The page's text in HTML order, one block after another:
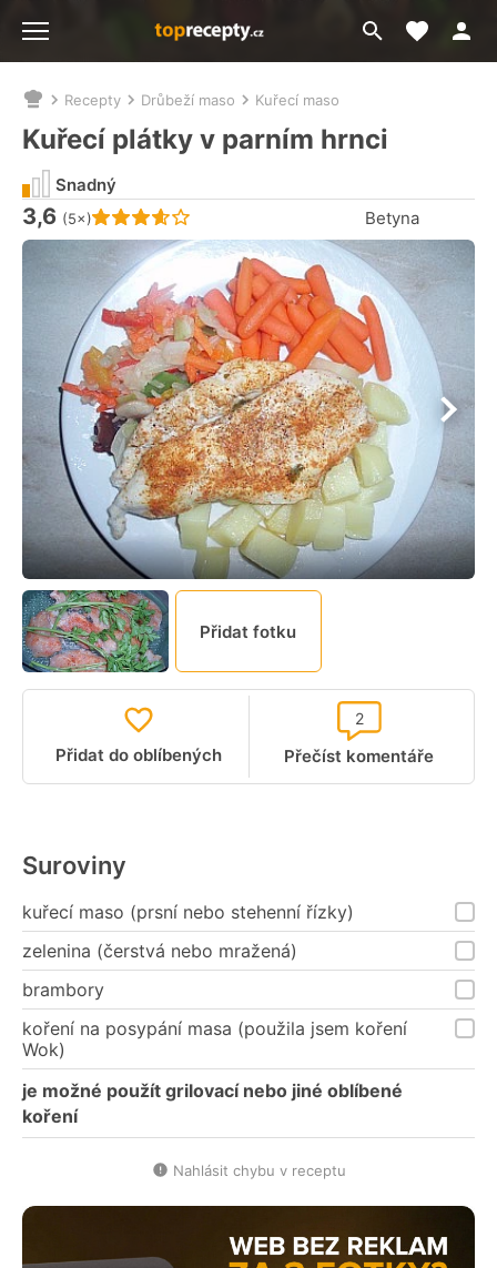
Přejít
na
Moje
Nacházíte
se
zde:
Recepty Drůbeží maso Kuřecí maso
Kuřecí plátky v parním hrnci
Hodnocení receptu je
3,6 (5×) Betyna
Snadný
Přidat fotku
Přidat do oblíbených Přečíst komentáře
2
Suroviny
kuřecí maso (prsní nebo stehenní řízky)
zelenina (čerstvá nebo mražená)
brambory
koření na posypání masa (použila jsem koření
Wok)
je možné použít grilovací nebo jiné oblíbené
koření
Nahlásit chybu v receptu